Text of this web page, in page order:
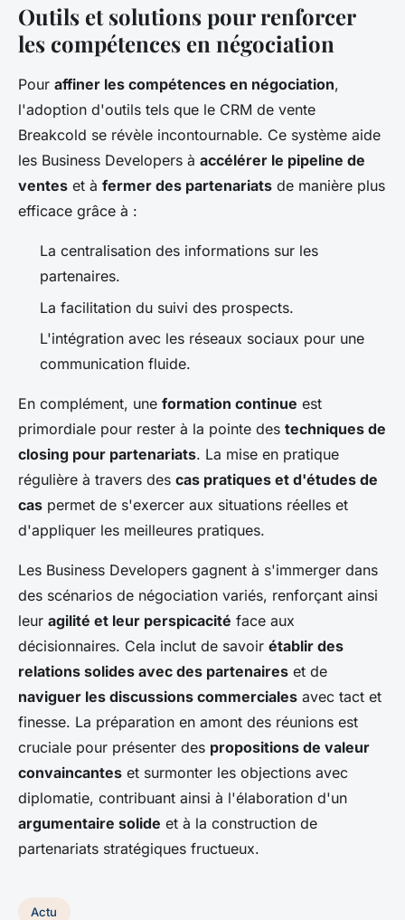
Outils et solutions pour renforcer
les compétences en négociation
Pour affiner les compétences en négociation,
l'adoption d'outils tels que le CRM de vente
Breakcold se révèle incontournable. Ce système aide
les Business Developers à accélérer le pipeline de
ventes et à fermer des partenariats de manière plus
efficace grâce à :
La centralisation des informations sur les
partenaires.
La facilitation du suivi des prospects.
L'intégration avec les réseaux sociaux pour une
communication fluide.
En complément, une formation continue est
primordiale pour rester à la pointe des techniques de
closing pour partenariats. La mise en pratique
régulière à travers des cas pratiques et d'études de
cas permet de s'exercer aux situations réelles et
d'appliquer les meilleures pratiques.
Les Business Developers gagnent à s'immerger dans
des scénarios de négociation variés, renforçant ainsi
leur agilité et leur perspicacité face aux
décisionnaires. Cela inclut de savoir établir des
relations solides avec des partenaires et de
naviguer les discussions commerciales avec tact et
finesse. La préparation en amont des réunions est
cruciale pour présenter des propositions de valeur
convaincantes et surmonter les objections avec
diplomatie, contribuant ainsi à l'élaboration d'un
argumentaire solide et à la construction de
partenariats stratégiques fructueux.
Actu